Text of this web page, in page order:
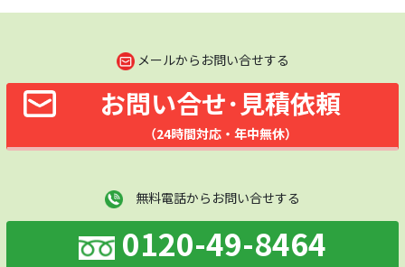
メールからお問い合せする
お問い合せ･見積依頼
（24時間対応・年中無休）
無料電話からお問い合せする
0120-49-8464